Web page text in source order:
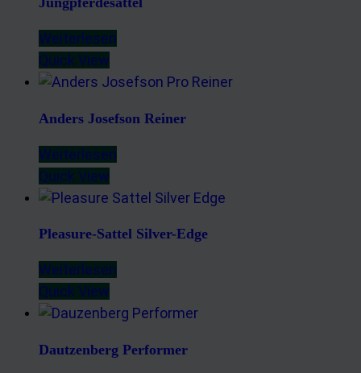
Weiterlesen
Quick View
Anders Josefson Reiner
Weiterlesen
Quick View
Pleasure-Sattel Silver-Edge
Weiterlesen
Quick View
Dautzenberg Performer